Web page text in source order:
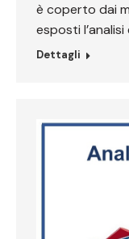
è coperto dai
esposti
Dettagli